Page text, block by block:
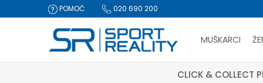
POMOĆ 020 690 200
MUŠKARCI
CLICK &